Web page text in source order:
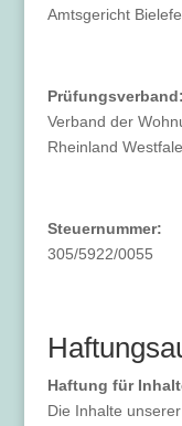
Amtsgericht
Prüfungsverband:
Verband der
Rheinland
Steuernummer:
305/5922/0055
Haftung für
Die Inhalte